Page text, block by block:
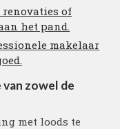
renovaties of
het pand.
makelaar
zowel de
met loods te